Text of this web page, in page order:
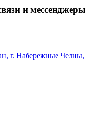
и мессенджеры
г. Набережные Челны,